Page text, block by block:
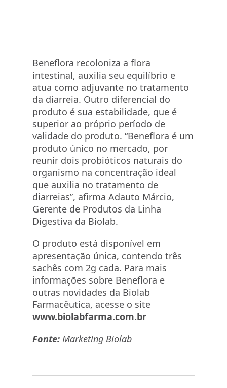
Beneflora recoloniza a flora
intestinal, auxilia seu equilíbrio e
atua como adjuvante no tratamento
da diarreia. Outro diferencial do
produto é sua estabilidade, que é
superior ao próprio período de
validade do produto. “Beneflora é um
produto único no mercado, por
reunir dois probióticos naturais do
organismo na concentração ideal
que auxilia no tratamento de
diarreias”, afirma Adauto Márcio,
Gerente de Produtos da Linha
Digestiva da Biolab.
O produto está disponível em
apresentação única, contendo três
sachês com 2g cada. Para mais
informações sobre Beneflora e
outras novidades da Biolab
Farmacêutica, acesse o site
www.biolabfarma.com.br
Fonte: Marketing Biolab